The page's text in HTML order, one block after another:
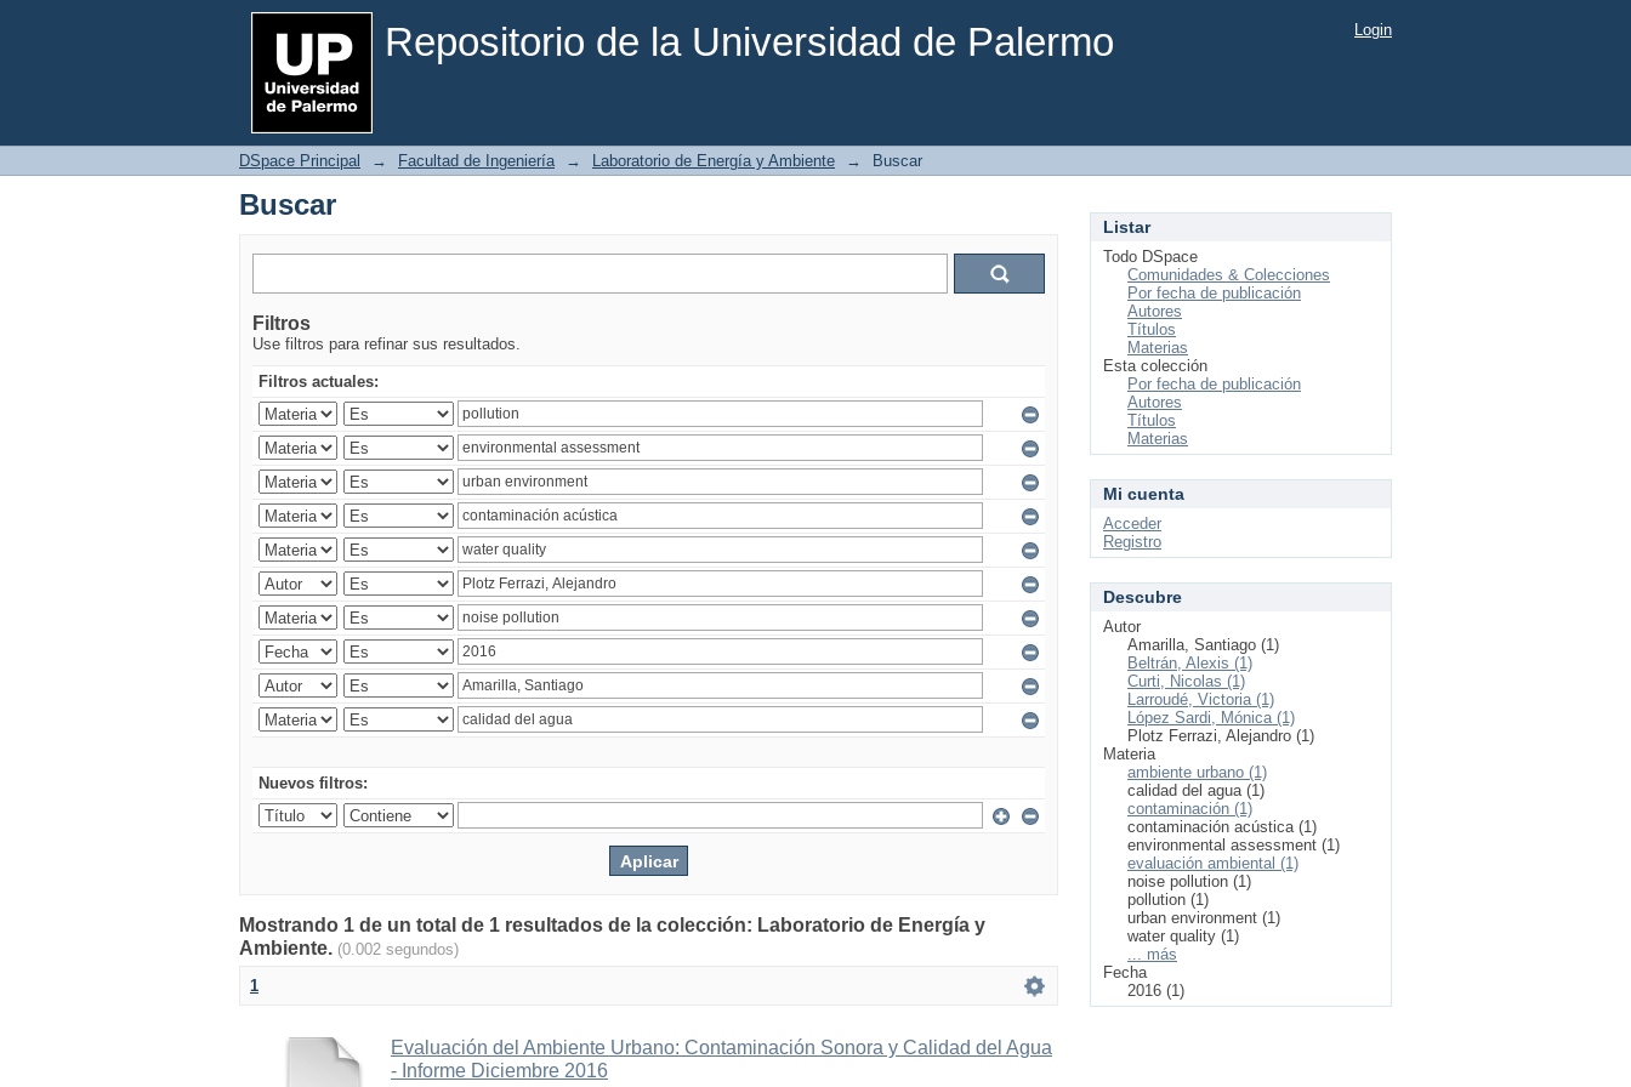
Repositorio de la Universidad de Palermo
Buscar Login
DSpace Principal → Facultad de Ingeniería → Laboratorio de Energía y Ambiente → Buscar
Buscar
Filtros
Use filtros para refinar sus resultados.
Filtros actuales:
Nuevos filtros:
Mostrando 1 de un total de 1 resultados de la colección: Laboratorio de Energía y
Ambiente. (0.002 segundos)
1
Evaluación del Ambiente Urbano: Contaminación Sonora y Calidad del Agua
- Informe Diciembre 2016
Listar
Todo DSpace
Comunidades & Colecciones
Por fecha de publicación
Autores
Títulos
Materias
Esta colección
Por fecha de publicación
Autores
Títulos
Materias
Mi cuenta
Acceder
Registro
Descubre
Autor
Amarilla, Santiago (1)
Beltrán, Alexis (1)
Curti, Nicolas (1)
Larroudé, Victoria (1)
López Sardi, Mónica (1)
Plotz Ferrazi, Alejandro (1)
Materia
ambiente urbano (1)
calidad del agua (1)
contaminación (1)
contaminación acústica (1)
environmental assessment (1)
evaluación ambiental (1)
noise pollution (1)
pollution (1)
urban environment (1)
water quality (1)
... más
Fecha
2016 (1)